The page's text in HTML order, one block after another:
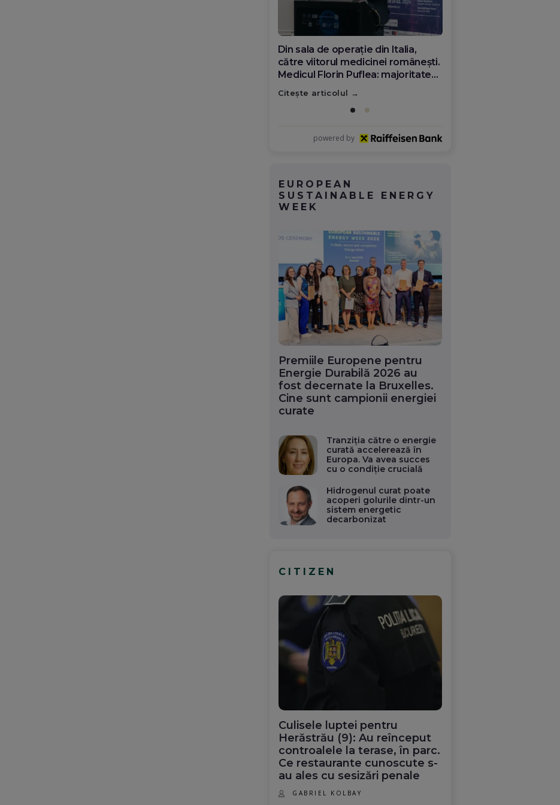
Din sala de operație din Italia,
către viitorul medicinei românești.
Medicul Florin Puflea: majoritatea
românilor plecați nu s-au rupt de
țară
Citește articolul
powered by
EUROPEAN
SUSTAINABLE ENERGY
WEEK
Premiile Europene pentru
Energie Durabilă 2026 au
fost decernate la Bruxelles.
Cine sunt campionii energiei
curate
Tranziția către o energie
curată accelerează în
Europa. Va avea succes
cu o condiție crucială
Hidrogenul curat poate
acoperi golurile dintr-un
sistem energetic
decarbonizat
CITIZEN
Culisele luptei pentru
Herăstrău (9): Au reînceput
controalele la terase, în parc.
Ce restaurante cunoscute s-
au ales cu sesizări penale
GABRIEL KOLBAY